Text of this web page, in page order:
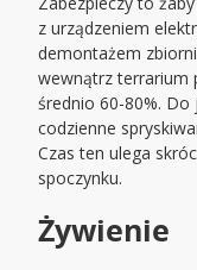
z urządzeniem
demontażem
wewnątrz terrarium
średnio 60-80%. Do
codzienne
Czas ten ulega
spoczynku.
Żywienie